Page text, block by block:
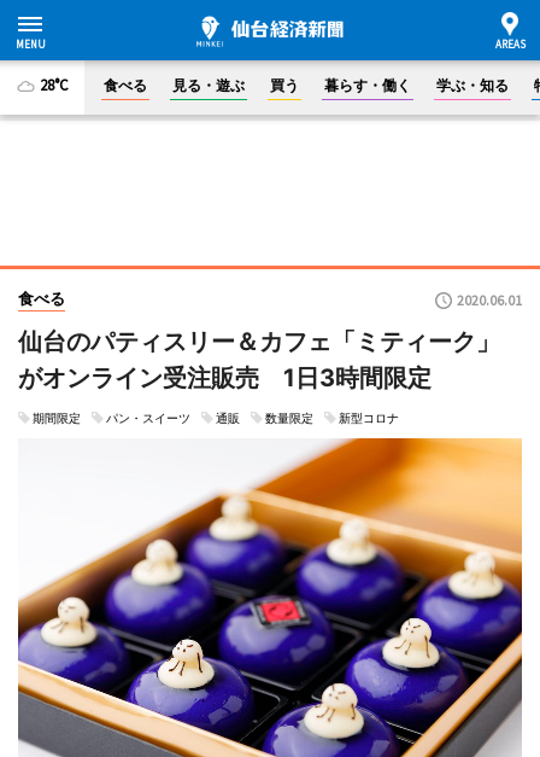
28°C 食べる 見る・遊ぶ 買う 暮らす・働く 学ぶ・知る
食べる 2020.06.01
仙台のパティスリー＆カフェ「ミティーク」
がオンライン受注販売 1日3時間限定
期間限定 パン・スイーツ 通販 数量限定 新型コロナ